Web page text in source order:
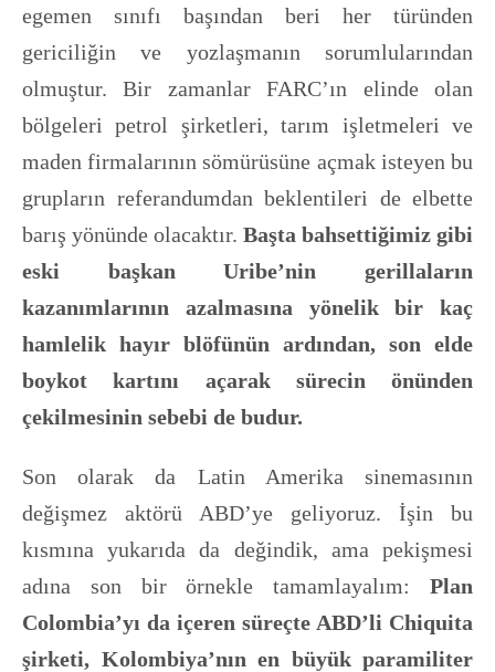
egemen sınıfı başından beri her türünden
gericiliğin ve yozlaşmanın sorumlularından
olmuştur. Bir zamanlar FARC’ın elinde olan
bölgeleri petrol şirketleri, tarım işletmeleri ve
maden firmalarının sömürüsüne açmak isteyen bu
grupların referandumdan beklentileri de elbette
barış yönünde olacaktır. Başta bahsettiğimiz gibi
eski başkan Uribe’nin gerillaların
kazanımlarının azalmasına yönelik bir kaç
hamlelik hayır blöfünün ardından, son elde
boykot kartını açarak sürecin önünden
çekilmesinin sebebi de budur.
Son olarak da Latin Amerika sinemasının
değişmez aktörü ABD’ye geliyoruz. İşin bu
kısmına yukarıda da değindik, ama pekişmesi
adına son bir örnekle tamamlayalım: Plan
Colombia’yı da içeren süreçte ABD’li Chiquita
şirketi, Kolombiya’nın en büyük paramiliter